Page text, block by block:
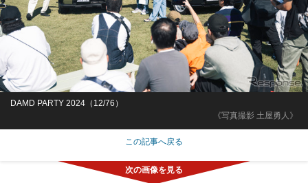
《写真撮影 土屋勇人》
DAMD PARTY 2024（12/76）
この記事へ戻る